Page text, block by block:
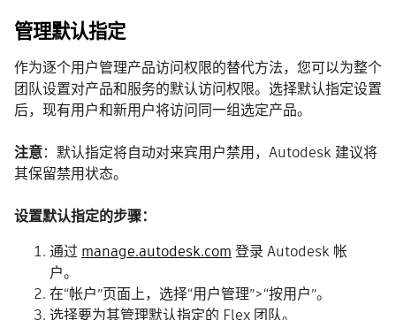
管理默认指定
作为逐个用户管理产品访问权限的替代方法，您可以为整个
团队设置对产品和服务的默认访问权限。选择默认指定设置
后，现有用户和新用户将访问同一组选定产品。
注意：默认指定将自动对来宾用户禁用，Autodesk 建议将
其保留禁用状态。
设置默认指定的步骤：
通过 manage.autodesk.com 登录 Autodesk 帐
户。
在“帐户”页面上，选择“用户管理”>“按用户”。
选择要为其管理默认指定的 Flex 团队。